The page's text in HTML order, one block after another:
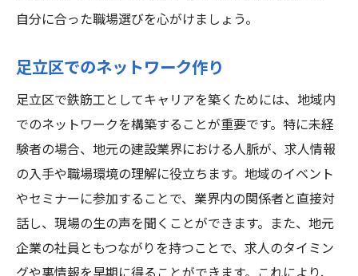
自分に合った職場選びを心がけましょう。
足立区でのネットワーク作り
足立区で鉄筋工としてキャリアを築くためには、地域内
でのネットワークを構築することが重要です。特に未経
験者の場合、地元の建設業界における人脈が、求人情報
の入手や職場環境の理解に役立ちます。地域のイベント
やセミナーに参加することで、業界内の関係者と直接対
話し、現場の生の声を聞くことができます。また、地元
企業の社員ともつながりを持つことで、求人のタイミン